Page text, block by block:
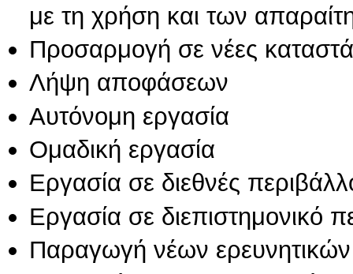
με τη χρήση και των
Προσαρμογή σε νέες
Λήψη αποφάσεων
Αυτόνομη εργασία
Ομαδική εργασία
Εργασία σε διεθνές
Εργασία σε διεπιστημονικό
Παραγωγή νέων